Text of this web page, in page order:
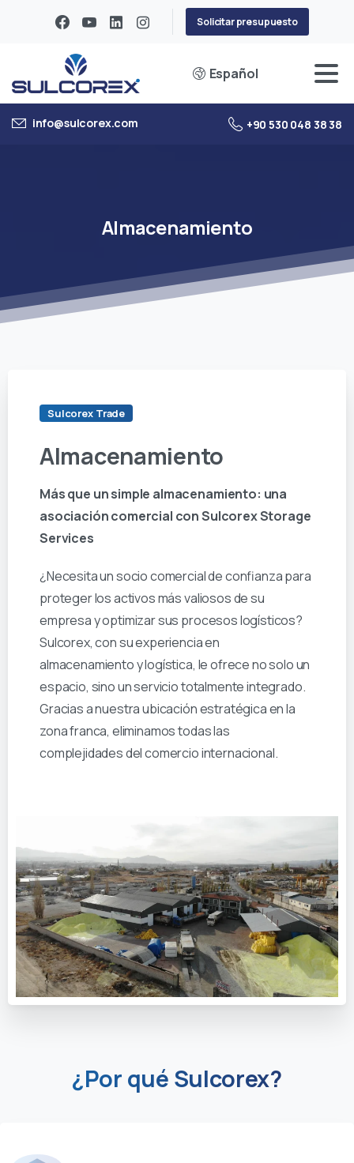
Solicitar presupuesto
Español
info@sulcorex.com +90 530 048 38 38
Almacenamiento
Sulcorex Trade
Almacenamiento
Más que un simple almacenamiento: una
asociación comercial con Sulcorex Storage
Services
¿Necesita un socio comercial de confianza para
proteger los activos más valiosos de su
empresa y optimizar sus procesos logísticos?
Sulcorex, con su experiencia en
almacenamiento y logística, le ofrece no solo un
espacio, sino un servicio totalmente integrado.
Gracias a nuestra ubicación estratégica en la
zona franca, eliminamos todas las
complejidades del comercio internacional.
¿Por qué Sulcorex?